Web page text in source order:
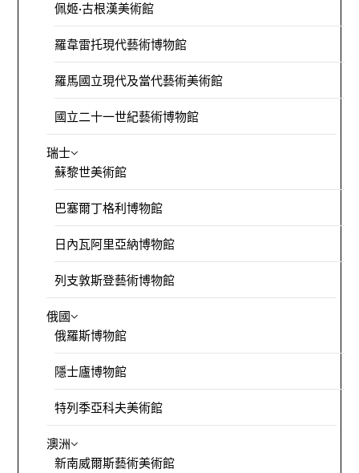
佩姬·古根漢美術館
羅韋雷托現代藝術博物館
羅馬國立現代及當代藝術美術館
國立二十一世紀藝術博物館
瑞士
蘇黎世美術館
巴塞爾丁格利博物館
日內瓦阿里亞納博物館
列支敦斯登藝術博物館
俄國
俄羅斯博物館
隱士廬博物館
特列季亞科夫美術館
澳洲
新南威爾斯藝術美術館